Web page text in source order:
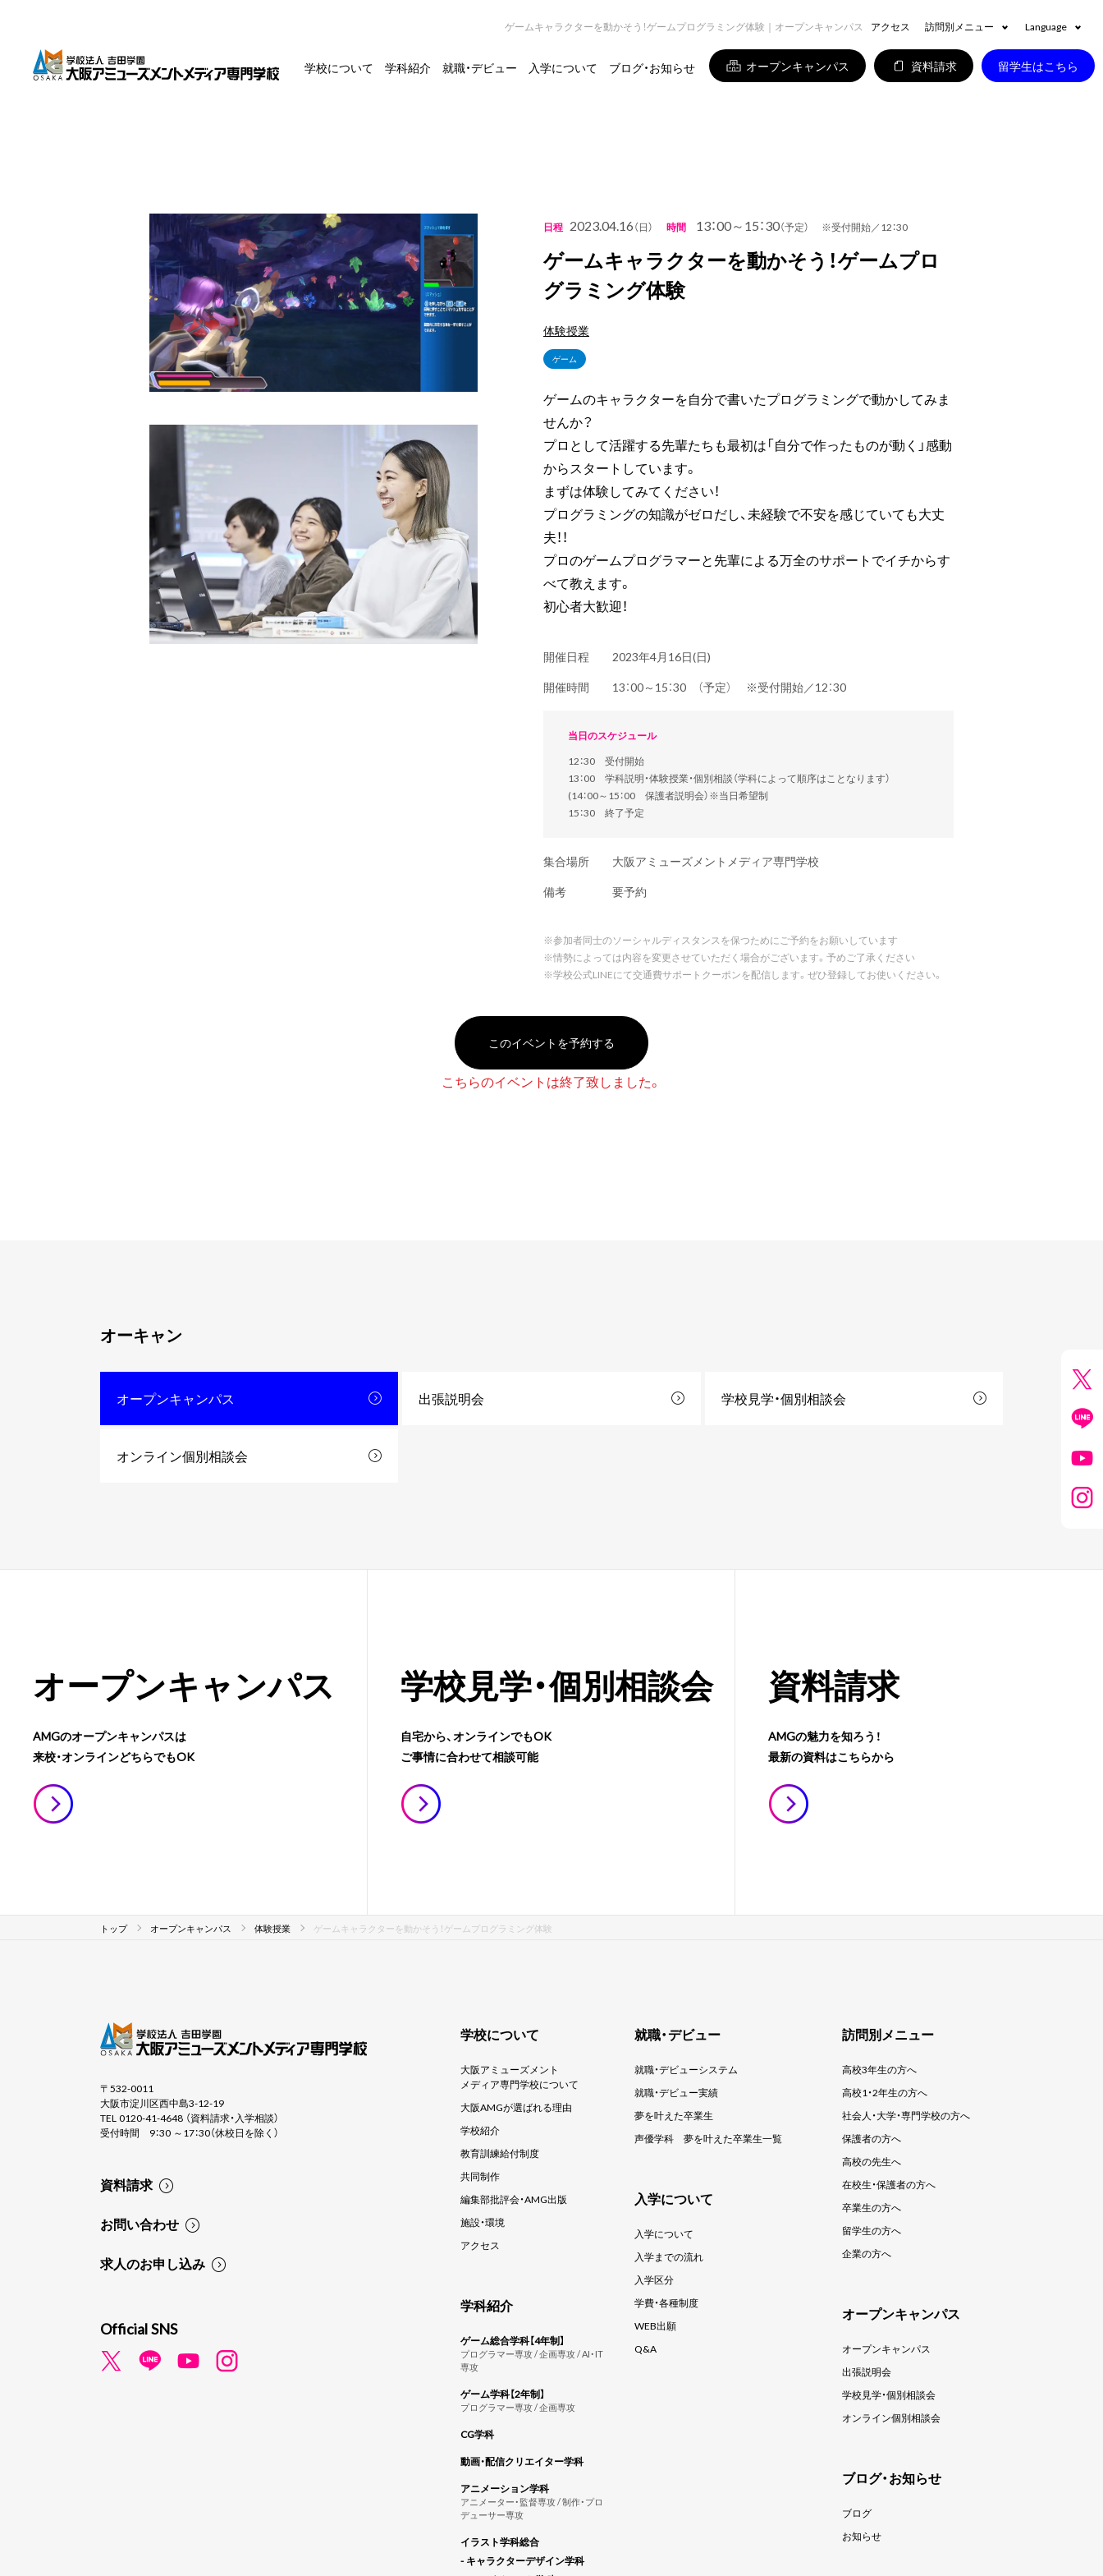
アクセス 訪問別メニュー Language
学校について 学科紹介 就職・デビュー 入学について ブログ・お知らせ オープンキャンパス 資料請求 留学生はこちら
ゲームキャラクターを動かそう！ゲームプログラミング体験｜オープンキャンパス
日程 2023.04.16（日） 時間 13：00～15：30（予定） ※受付開始／12：30
ゲームキャラクターを動かそう！ゲームプロ
グラミング体験
体験授業
ゲーム
ゲームのキャラクターを自分で書いたプログラミングで動かしてみま
せんか？
プロとして活躍する先輩たちも最初は「自分で作ったものが動く」感動
からスタートしています。
まずは体験してみてください！
プログラミングの知識がゼロだし、未経験で不安を感じていても大丈
夫！！
プロのゲームプログラマーと先輩による万全のサポートでイチからす
べて教えます。
初心者大歓迎！
開催日程
2023年4月16日(日)
開催時間
13：00～15：30 （予定） ※受付開始／12：30
当日のスケジュール
12：30 受付開始
13：00 学科説明・体験授業・個別相談（学科によって順序はことなります）
(14：00～15：00 保護者説明会）※当日希望制
15：30 終了予定
集合場所
大阪アミューズメントメディア専門学校
備考
要予約
※参加者同士のソーシャルディスタンスを保つためにご予約をお願いしています
※情勢によっては内容を変更させていただく場合がございます。予めご了承ください
※学校公式LINEにて交通費サポートクーポンを配信します。ぜひ登録してお使いください。
このイベントを予約する
こちらのイベントは終了致しました。
オーキャン
オープンキャンパス 出張説明会 学校見学・個別相談会
オンライン個別相談会
オープンキャンパス
AMGのオープンキャンパスは
来校・オンラインどちらでもOK
学校見学・個別相談会
自宅から、オンラインでもOK
ご事情に合わせて相談可能
資料請求
AMGの魅力を知ろう！
最新の資料はこちらから
トップ オープンキャンパス 体験授業 ゲームキャラクターを動かそう！ゲームプログラミング体験
学校について
大阪アミューズメント
メディア専門学校について
大阪AMGが選ばれる理由
学校紹介
教育訓練給付制度
共同制作
編集部批評会・AMG出版
施設・環境
アクセス
学科紹介
ゲーム総合学科【4年制】
プログラマー専攻 / 企画専攻 / AI・IT
専攻
ゲーム学科【2年制】
プログラマー専攻 / 企画専攻
CG学科
動画・配信クリエイター学科
アニメーション学科
アニメーター・監督専攻 / 制作・プロ
デューサー専攻
イラスト学科総合
- キャラクターデザイン学科
就職・デビュー
就職・デビューシステム
就職・デビュー実績
夢を叶えた卒業生
声優学科 夢を叶えた卒業生一覧
入学について
入学について
入学までの流れ
入学区分
学費・各種制度
WEB出願
Q&A
訪問別メニュー
高校3年生の方へ
高校1・2年生の方へ
社会人・大学・専門学校の方へ
保護者の方へ
高校の先生へ
在校生・保護者の方へ
卒業生の方へ
留学生の方へ
企業の方へ
オープンキャンパス
オープンキャンパス
出張説明会
学校見学・個別相談会
オンライン個別相談会
ブログ・お知らせ
ブログ
お知らせ
〒532-0011
大阪市淀川区西中島3-12-19
TEL 0120-41-4648 （資料請求・入学相談）
受付時間 9：30 ～17：30（休校日を除く）
資料請求
お問い合わせ
求人のお申し込み
Official SNS